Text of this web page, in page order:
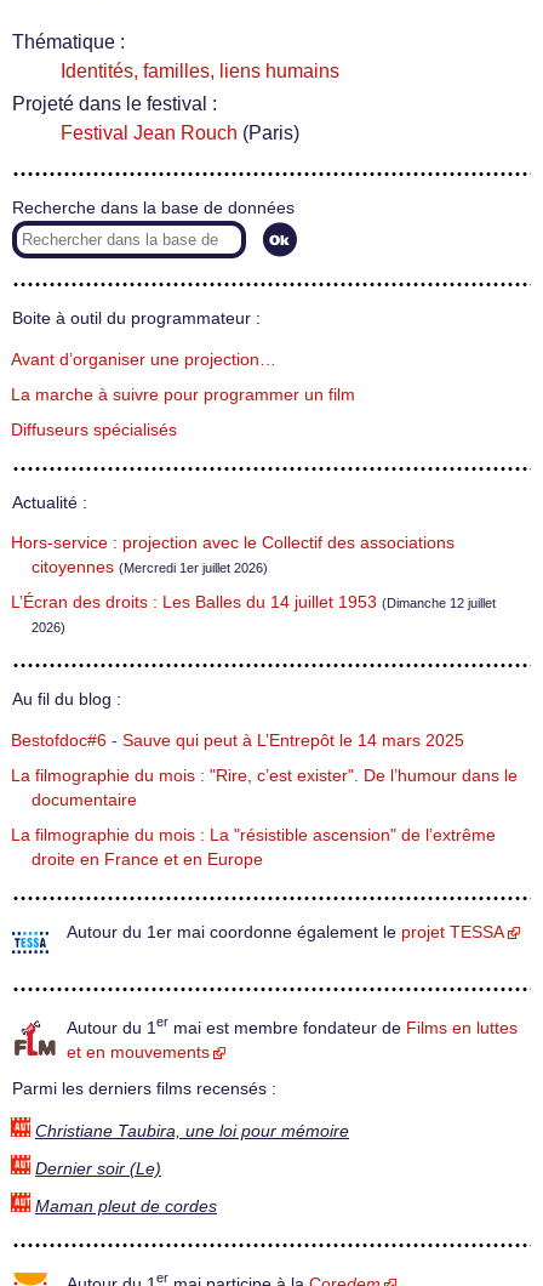
Thématique :
Identités, familles, liens humains
Projeté dans le festival :
Festival Jean Rouch (Paris)
Recherche dans la base de données
Boite à outil du programmateur :
Avant d’organiser une projection…
La marche à suivre pour programmer un film
Diffuseurs spécialisés
Actualité :
Hors-service : projection avec le Collectif des associations
citoyennes (Mercredi 1er juillet 2026)
L’Écran des droits : Les Balles du 14 juillet 1953 (Dimanche 12 juillet
2026)
Au fil du blog :
Bestofdoc#6 - Sauve qui peut à L’Entrepôt le 14 mars 2025
La filmographie du mois : "Rire, c’est exister". De l’humour dans le
documentaire
La filmographie du mois : La "résistible ascension" de l’extrême
droite en France et en Europe
Autour du 1er mai coordonne également le projet TESSA
Autour du 1 er mai est membre fondateur de Films en luttes
et en mouvements
Parmi les derniers films recensés :
Christiane Taubira, une loi pour mémoire
Dernier soir (Le)
Maman pleut de cordes
er